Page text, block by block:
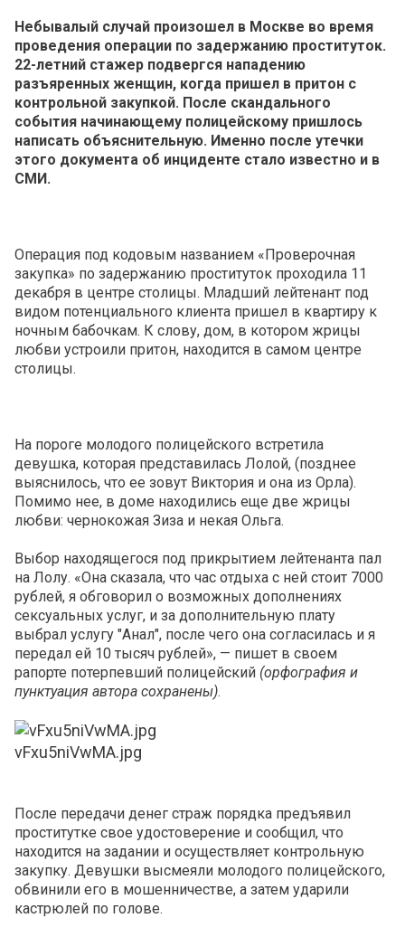
Небывалый случай произошел в Москве во время
проведения операции по задержанию проституток.
22-летний стажер подвергся нападению
разъяренных женщин, когда пришел в притон с
контрольной закупкой. После скандального
события начинающему полицейскому пришлось
написать объяснительную. Именно после утечки
этого документа об инциденте стало известно и в
СМИ.
Операция под кодовым названием «Проверочная
закупка» по задержанию проституток проходила 11
декабря в центре столицы. Младший лейтенант под
видом потенциального клиента пришел в квартиру к
ночным бабочкам. К слову, дом, в котором жрицы
любви устроили притон, находится в самом центре
столицы.
На пороге молодого полицейского встретила
девушка, которая представилась Лолой, (позднее
выяснилось, что ее зовут Виктория и она из Орла).
Помимо нее, в доме находились еще две жрицы
любви: чернокожая Зиза и некая Ольга.
Выбор находящегося под прикрытием лейтенанта пал
на Лолу. «Она сказала, что час отдыха с ней стоит 7000
рублей, я обговорил о возможных дополнениях
сексуальных услуг, и за дополнительную плату
выбрал услугу "Анал", после чего она согласилась и я
передал ей 10 тысяч рублей», — пишет в своем
рапорте потерпевший полицейский (орфография и
пунктуация автора сохранены).
vFxu5niVwMA.jpg
После передачи денег страж порядка предъявил
проститутке свое удостоверение и сообщил, что
находится на задании и осуществляет контрольную
закупку. Девушки высмеяли молодого полицейского,
обвинили его в мошенничестве, а затем ударили
кастрюлей по голове.